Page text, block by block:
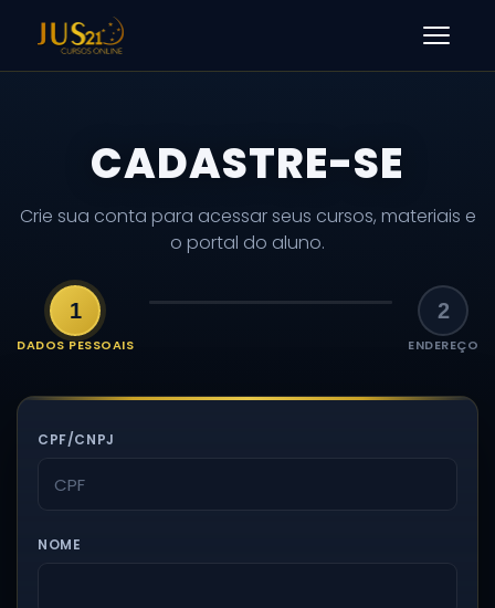
CADASTRE-SE
Crie sua conta para acessar seus cursos, materiais e
o portal do aluno.
1
DADOS PESSOAIS
2
ENDEREÇO
CPF/CNPJ
NOME